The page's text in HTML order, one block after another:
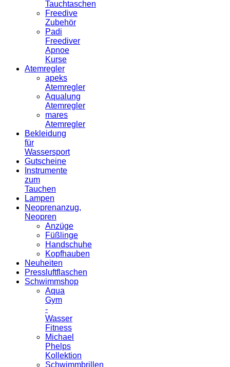
Tauchtaschen
Freedive
Zubehör
Padi
Freediver
Apnoe
Kurse
Atemregler
apeks
Atemregler
Aqualung
Atemregler
mares
Atemregler
Bekleidung
für
Wassersport
Gutscheine
Instrumente
zum
Tauchen
Lampen
Neoprenanzug,
Neopren
Anzüge
Füßlinge
Handschuhe
Kopfhauben
Neuheiten
Pressluftflaschen
Schwimmshop
Aqua
Gym
-
Wasser
Fitness
Michael
Phelps
Kollektion
Schwimmbrillen